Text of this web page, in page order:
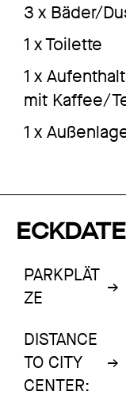
3 x Bäder/
1 x Toilette
1 x
mit Kaffee/
1 x
PARKPLÄT
ZE
DISTANCE
TO CITY
CENTER: